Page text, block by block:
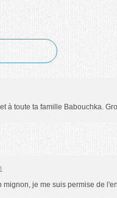
à toute ta famille Babouchka.
je me suis permise de